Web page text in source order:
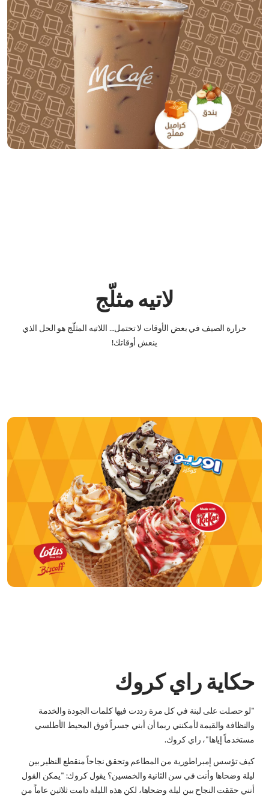
لاتيه مثلّج
حرارة الصيف في بعض الأوقات لا تحتمل... اللاتيه المثلّج هو الحل الذي
ينعش أوقاتك!
حكاية راي كروك
"لو حصلت على لبنة في كل مرة رددت فيها كلمات الجودة والخدمة
والنظافة والقيمة لأمكنني ربما أن أبني جسراً فوق المحيط الأطلسي
مستخدماً إياها"، راي كروك.
كيف تؤسس إمبراطورية من المطاعم وتحقق نجاحاً منقطع النظير بين
ليلة وضحاها وأنت في سن الثانية والخمسين؟ يقول كروك: "يمكن القول
أنني حققت النجاح بين ليلة وضحاها، لكن هذه الليلة دامت ثلاثين عاماً من